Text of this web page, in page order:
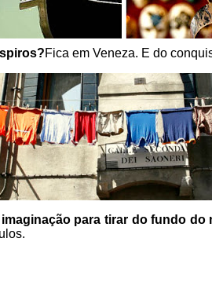
Fica em Veneza. E do
para tirar do fundo